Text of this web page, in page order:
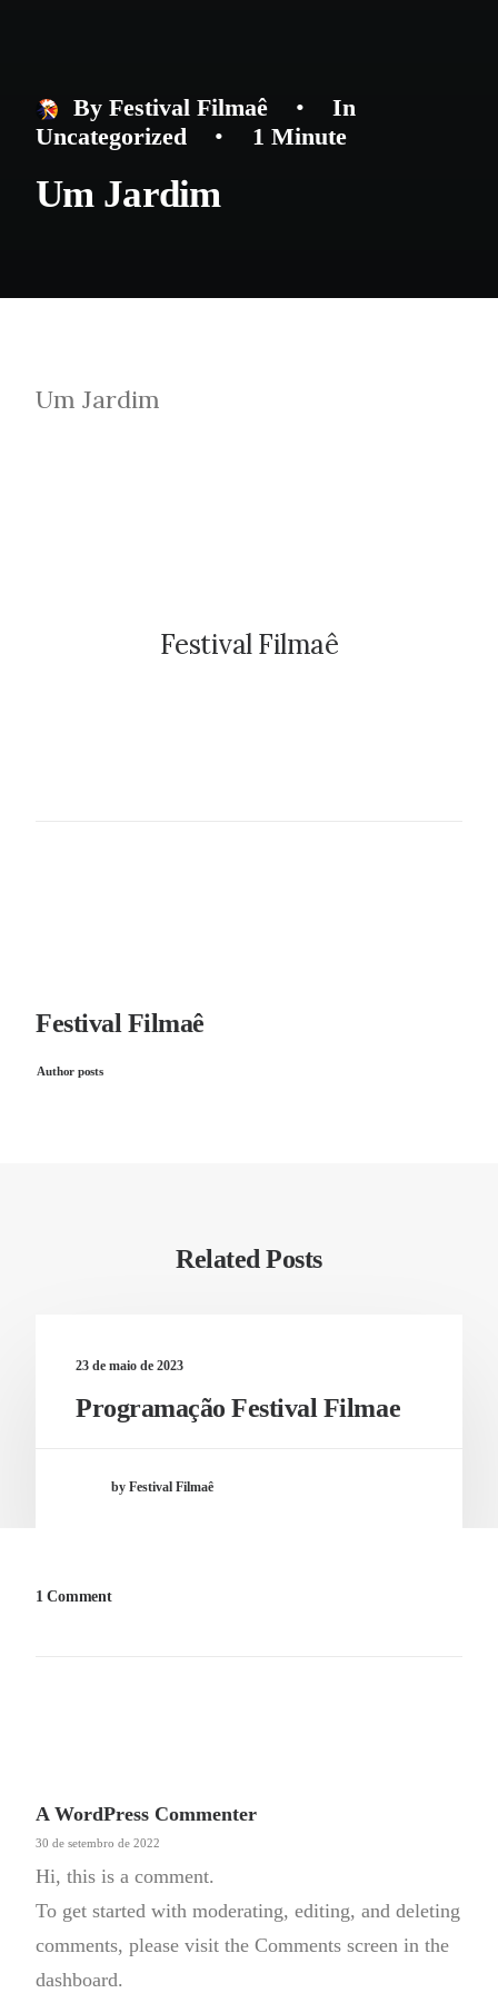
By Festival Filmaê •
In
Uncategorized
• 1 Minute
Um Jardim
Festival Filmaê
Um Jardim
Festival Filmaê
Author posts
Related Posts
23 de maio de 2023
Programação Festival Filmae
by Festival Filmaê
1 Comment
A WordPress Commenter
30 de setembro de 2022
Hi, this is a comment.
To get started with moderating, editing, and deleting
comments, please visit the Comments screen in the
dashboard.